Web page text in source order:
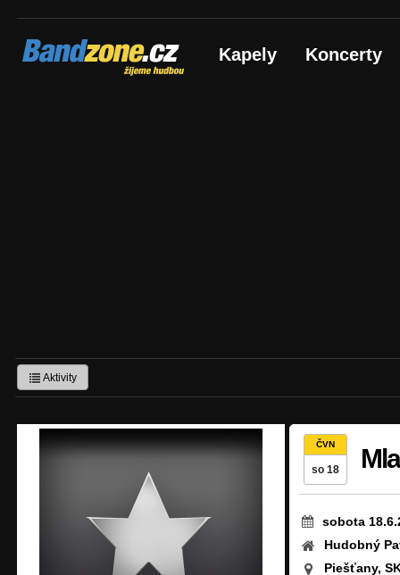
Bandzone.cz
žijeme hudbou Kapely Koncerty
Aktivity
ČVN
so 18
sobota
Hudobný
Piešťany,